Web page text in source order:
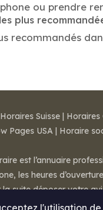
ou prendre
plus
recommandés
l'utilisation
Horaires Suisse | Horaires
Pages USA | Horaire
est l’annuaire
les heures
suite déposer votre
ventes- Contact